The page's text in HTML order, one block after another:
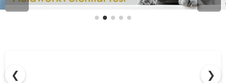
❮ ❯